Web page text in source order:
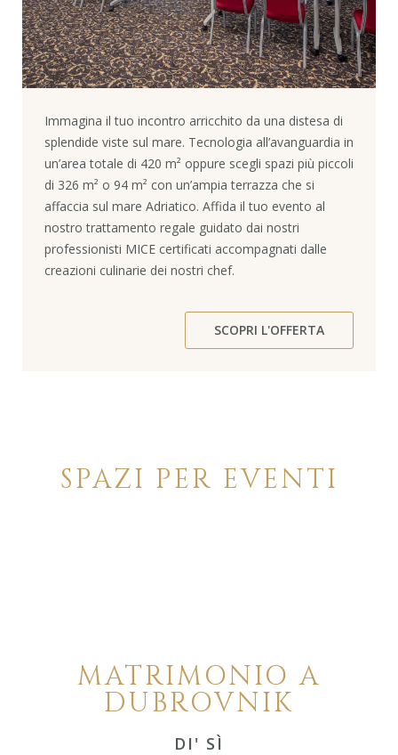
Immagina il tuo incontro arricchito da una distesa di
splendide viste sul mare. Tecnologia all’avanguardia in
un’area totale di 420 m² oppure scegli spazi più piccoli
di 326 m² o 94 m² con un’ampia terrazza che si
affaccia sul mare Adriatico. Affida il tuo evento al
nostro trattamento regale guidato dai nostri
professionisti MICE certificati accompagnati dalle
creazioni culinarie dei nostri chef.
SCOPRI L'OFFERTA
SPAZI PER EVENTI
MATRIMONIO A
DUBROVNIK
DI' SÌ